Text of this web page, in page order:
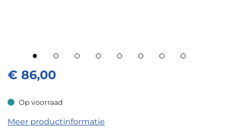
€ 86,00
Op voorraad
Op voorraad
Meer productinformatie